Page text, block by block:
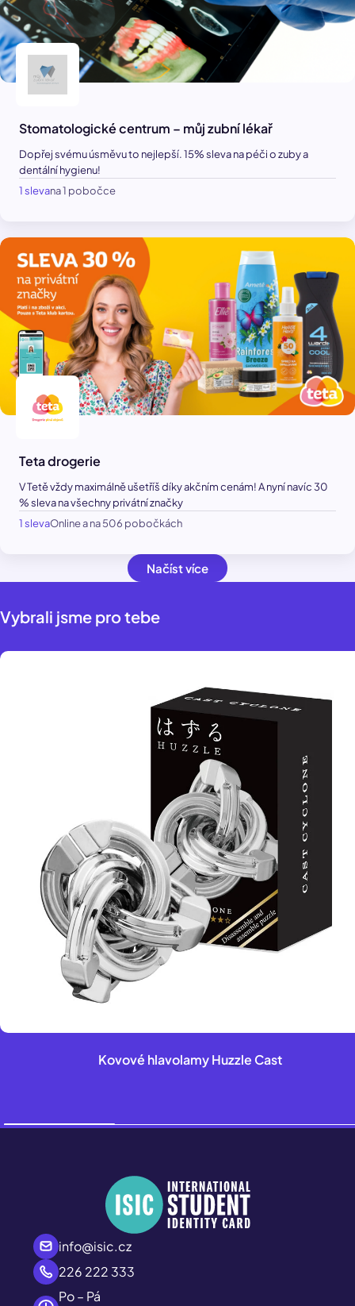
Stomatologické centrum – můj zubní lékař
Dopřej svému úsměvu to nejlepší. 15% sleva na péči o zuby a
dentální hygienu!
1 slevana 1 pobočce
Teta drogerie
V Tetě vždy maximálně ušetříš díky akčním cenám! A nyní navíc 30
% sleva na všechny privátní značky
1 slevaOnline a na 506 pobočkách
Načíst více
Vybrali jsme pro tebe
Kovové hlavolamy Huzzle Cast
info@isic.cz
226 222 333
Po – Pá